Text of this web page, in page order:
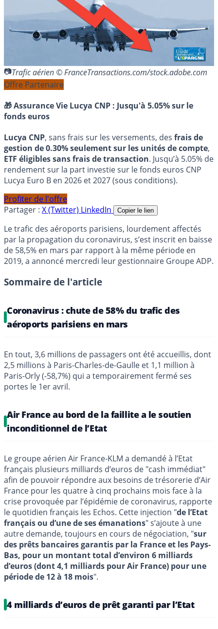
Trafic aérien © FranceTransactions.com/stock.adobe.com
Offre Partenaire
🎁 Assurance Vie Lucya CNP : Jusqu'à 5.05% sur le
fonds euros
Lucya CNP, sans frais sur les versements, des frais de
gestion de 0.30% seulement sur les unités de compte,
ETF éligibles sans frais de transaction. Jusqu’à 5.05% de
rendement sur la part investie sur le fonds euros CNP
Lucya Euro B en 2026 et 2027 (sous conditions).
Profiter de l'offre
Partager : X (Twitter) LinkedIn Copier le lien
Le trafic des aéroports parisiens, lourdement affectés
par la propagation du coronavirus, s’est inscrit en baisse
de 58,5% en mars par rapport à la même période en
2019, a annoncé mercredi leur gestionnaire Groupe ADP.
Sommaire de l'article
Coronavirus : chute de 58% du trafic des
aéroports parisiens en mars
En tout, 3,6 millions de passagers ont été accueillis, dont
2,5 millions à Paris-Charles-de-Gaulle et 1,1 million à
Paris-Orly (-58,7%) qui a temporairement fermé ses
portes le 1er avril.
Air France au bord de la faillite a le soutien
inconditionnel de l’Etat
Le groupe aérien Air France-KLM a demandé à l’Etat
français plusieurs milliards d’euros de "cash immédiat"
afin de pouvoir répondre aux besoins de trésorerie d’Air
France pour les quatre à cinq prochains mois face à la
crise provoquée par l’épidémie de coronavirus, rapporte
le quotidien français les Echos. Cette injection "de l’Etat
français ou d’une de ses émanations" s’ajoute à une
autre demande, toujours en cours de négociation, "sur
des prêts bancaires garantis par la France et les Pays-
Bas, pour un montant total d’environ 6 milliards
d’euros (dont 4,1 milliards pour Air France) pour une
période de 12 à 18 mois".
4 milliards d’euros de prêt garanti par l’Etat